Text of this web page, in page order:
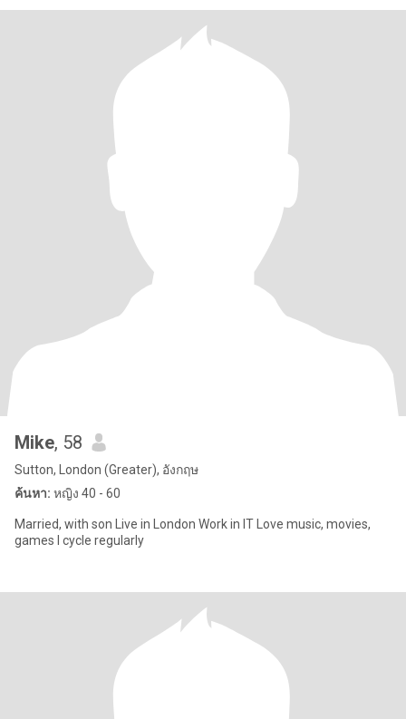
Mike, 58
Sutton, London (Greater), อังกฤษ
ค้นหา: หญิง 40 - 60
Married, with son Live in London Work in IT Love music, movies,
games I cycle regularly